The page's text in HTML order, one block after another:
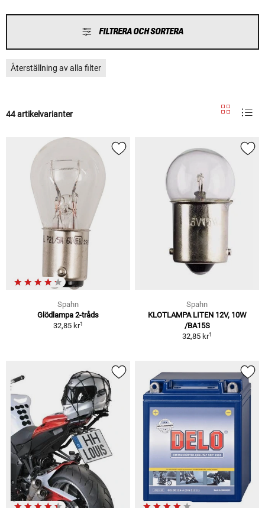
FILTRERA OCH SORTERA
Återställning av alla filter
44 artikelvarianter
Spahn
Glödlampa 2-tråds
32,85 kr1
Spahn
KLOTLAMPA LITEN 12V, 10W
/BA15S
32,85 kr1